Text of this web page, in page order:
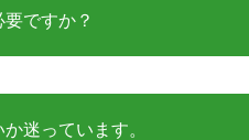
ですか？
迷っています。